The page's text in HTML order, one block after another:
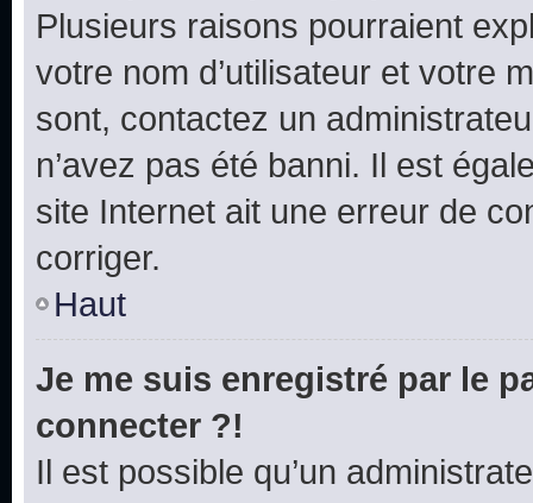
Plusieurs raisons pourraient
votre nom d’utilisateur et votre
sont, contactez un
n’avez pas été banni. Il est
site Internet ait une erreur de
corriger.
Haut
Je me suis enregistré par le
connecter ?!
Il est possible qu’un